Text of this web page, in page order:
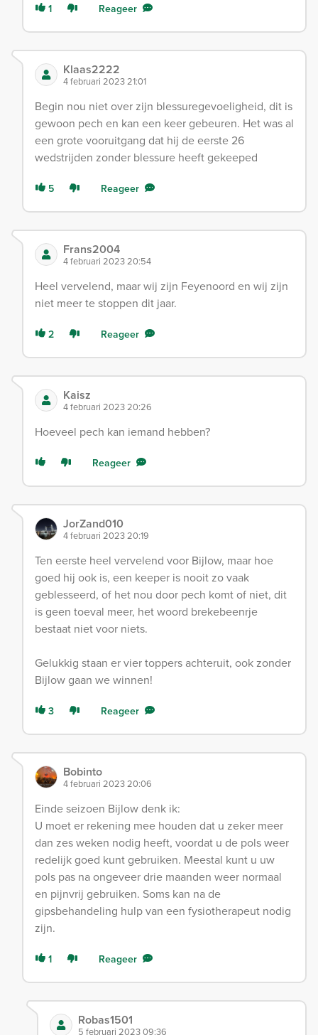
1 Reageer
Klaas2222
4 februari 2023 21:01
Begin nou niet over zijn blessuregevoeligheid, dit is
gewoon pech en kan een keer gebeuren. Het was al
een grote vooruitgang dat hij de eerste 26
wedstrijden zonder blessure heeft gekeeped
5 Reageer
Frans2004
4 februari 2023 20:54
Heel vervelend, maar wij zijn Feyenoord en wij zijn
niet meer te stoppen dit jaar.
2 Reageer
Kaisz
4 februari 2023 20:26
Hoeveel pech kan iemand hebben?
Reageer
JorZand010
4 februari 2023 20:19
Ten eerste heel vervelend voor Bijlow, maar hoe
goed hij ook is, een keeper is nooit zo vaak
geblesseerd, of het nou door pech komt of niet, dit
is geen toeval meer, het woord brekebeenrje
bestaat niet voor niets.
Gelukkig staan er vier toppers achteruit, ook zonder
Bijlow gaan we winnen!
3 Reageer
Bobinto
4 februari 2023 20:06
Einde seizoen Bijlow denk ik:
U moet er rekening mee houden dat u zeker meer
dan zes weken nodig heeft, voordat u de pols weer
redelijk goed kunt gebruiken. Meestal kunt u uw
pols pas na ongeveer drie maanden weer normaal
en pijnvrij gebruiken. Soms kan na de
gipsbehandeling hulp van een fysiotherapeut nodig
zijn.
1 Reageer
Robas1501
5 februari 2023 09:36